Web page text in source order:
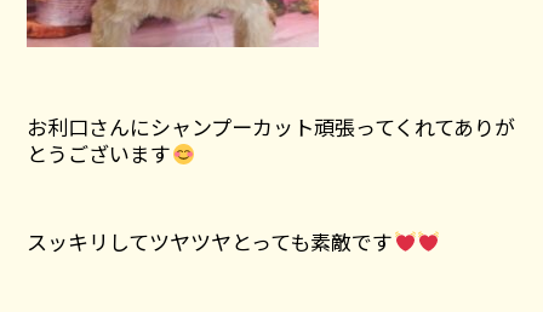
お利口さんにシャンプーカット頑張ってくれてありが
とうございます
スッキリしてツヤツヤとっても素敵です